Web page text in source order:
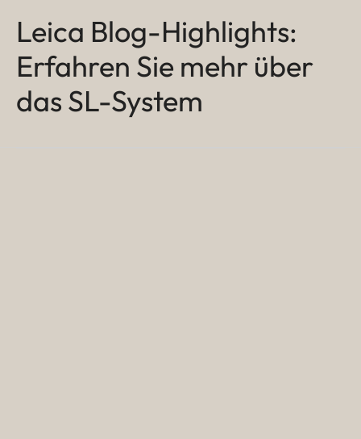
Leica Blog-Highlights:
Erfahren Sie mehr über
das SL-System
LEICA SL3-S
Ganz nah dran